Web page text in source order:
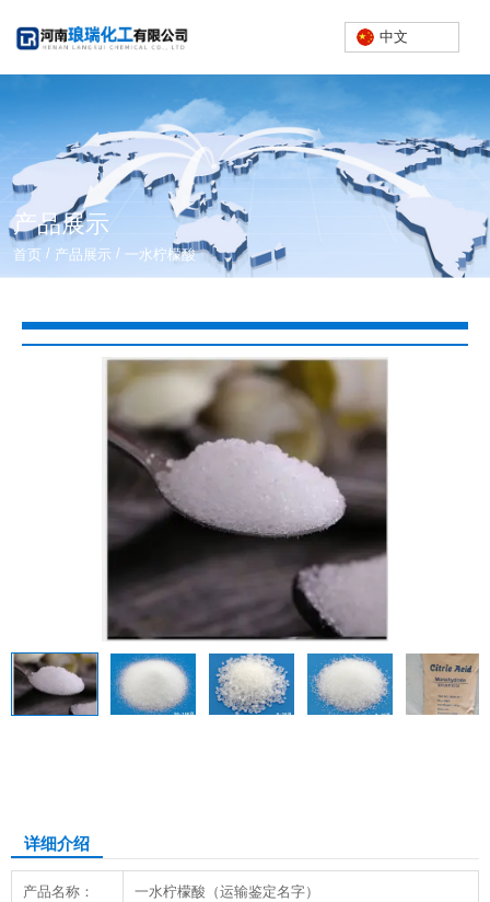
中文
产品展示
首页 / 产品展示 / 一水柠檬酸
详细介绍
产品名称： 一水柠檬酸（运输鉴定名字）